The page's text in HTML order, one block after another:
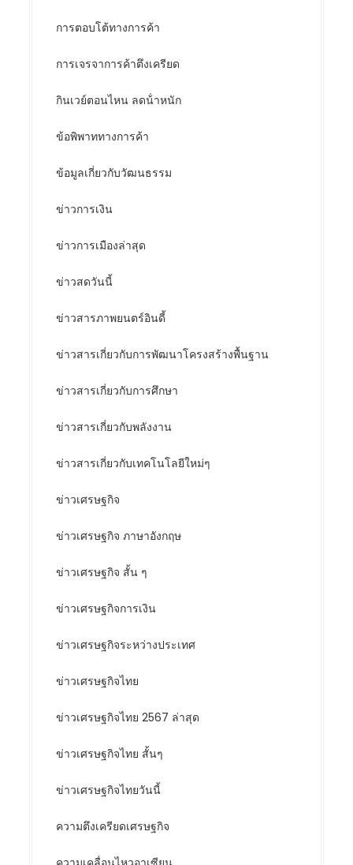
การตอบโต้ทางการค้า
การเจรจาการค้าตึงเครียด
กินเวย์ตอนไหน ลดน้ําหนัก
ข้อพิพาททางการค้า
ข้อมูลเกี่ยวกับวัฒนธรรม
ข่าวการเงิน
ข่าวการเมืองล่าสุด
ข่าวสดวันนี้
ข่าวสารภาพยนตร์อินดี้
ข่าวสารเกี่ยวกับการพัฒนาโครงสร้างพื้นฐาน
ข่าวสารเกี่ยวกับการศึกษา
ข่าวสารเกี่ยวกับพลังงาน
ข่าวสารเกี่ยวกับเทคโนโลยีใหม่ๆ
ข่าวเศรษฐกิจ
ข่าวเศรษฐกิจ ภาษาอังกฤษ
ข่าวเศรษฐกิจ สั้น ๆ
ข่าวเศรษฐกิจการเงิน
ข่าวเศรษฐกิจระหว่างประเทศ
ข่าวเศรษฐกิจไทย
ข่าวเศรษฐกิจไทย 2567 ล่าสุด
ข่าวเศรษฐกิจไทย สั้นๆ
ข่าวเศรษฐกิจไทยวันนี้
ความตึงเครียดเศรษฐกิจ